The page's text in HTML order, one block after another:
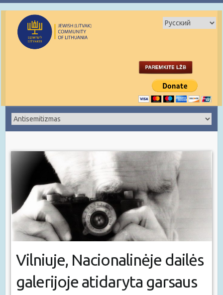
Vilniuje, Nacionalinėje dailės
galerijoje atidaryta garsaus